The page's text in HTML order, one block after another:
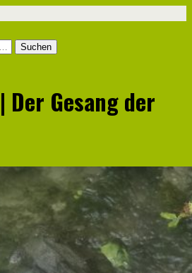
Der Gesang der